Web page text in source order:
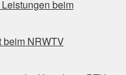
beim
beim NRWTV